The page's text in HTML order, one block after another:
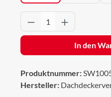
Produkt Anzahl:
In den
Produktnummer:
Hersteller: